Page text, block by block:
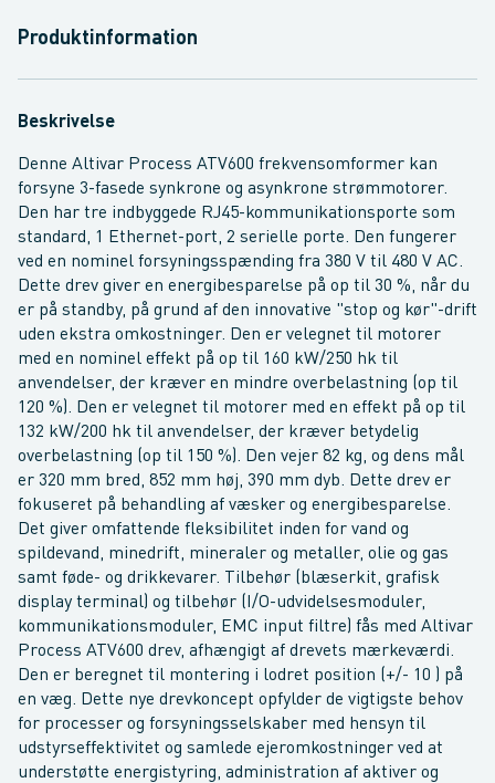
Produktinformation
Beskrivelse
Denne Altivar Process ATV600 frekvensomformer kan
forsyne 3-fasede synkrone og asynkrone strømmotorer.
Den har tre indbyggede RJ45-kommunikationsporte som
standard, 1 Ethernet-port, 2 serielle porte. Den fungerer
ved en nominel forsyningsspænding fra 380 V til 480 V AC.
Dette drev giver en energibesparelse på op til 30 %, når du
er på standby, på grund af den innovative "stop og kør"-drift
uden ekstra omkostninger. Den er velegnet til motorer
med en nominel effekt på op til 160 kW/250 hk til
anvendelser, der kræver en mindre overbelastning (op til
120 %). Den er velegnet til motorer med en effekt på op til
132 kW/200 hk til anvendelser, der kræver betydelig
overbelastning (op til 150 %). Den vejer 82 kg, og dens mål
er 320 mm bred, 852 mm høj, 390 mm dyb. Dette drev er
fokuseret på behandling af væsker og energibesparelse.
Det giver omfattende fleksibilitet inden for vand og
spildevand, minedrift, mineraler og metaller, olie og gas
samt føde- og drikkevarer. Tilbehør (blæserkit, grafisk
display terminal) og tilbehør (I/O-udvidelsesmoduler,
kommunikationsmoduler, EMC input filtre) fås med Altivar
Process ATV600 drev, afhængigt af drevets mærkeværdi.
Den er beregnet til montering i lodret position (+/- 10 ) på
en væg. Dette nye drevkoncept opfylder de vigtigste behov
for processer og forsyningsselskaber med hensyn til
udstyrseffektivitet og samlede ejeromkostninger ved at
understøtte energistyring, administration af aktiver og